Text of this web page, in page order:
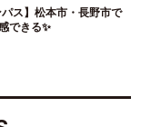
ス】松本市・長野市で
できる✨